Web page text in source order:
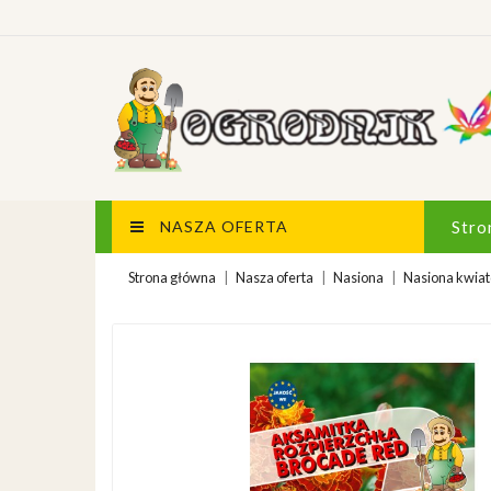
NASZA OFERTA
Strona główna Nasza oferta Nasiona Nasiona